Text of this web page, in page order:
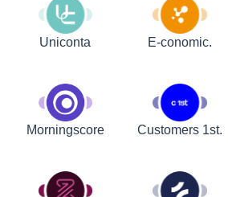
Uniconta E-conomic.
Morningscore Customers 1st.